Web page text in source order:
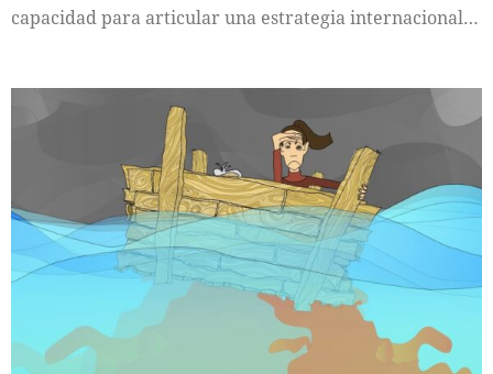
capacidad para articular una estrategia internacional…